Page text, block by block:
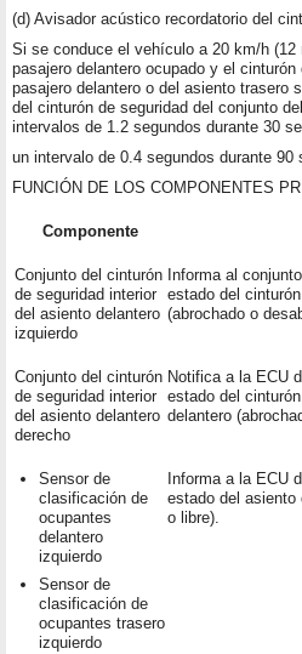
(d) Avisador acústico recordatorio del
Si se conduce el vehículo a 20 km/h (12
pasajero delantero ocupado y el cinturón
pasajero delantero o del asiento trasero
del cinturón de seguridad del conjunto
intervalos de 1.2 segundos durante 30
un intervalo de 0.4 segundos durante 90
FUNCIÓN DE LOS COMPONENTES
Componente
Conjunto del cinturón
de seguridad interior
del asiento delantero
izquierdo
Informa al
estado del
(abrochado o
Conjunto del cinturón
de seguridad interior
del asiento delantero
derecho
Notifica a la ECU
estado del
delantero
Sensor de
clasificación de
ocupantes
delantero
izquierdo
Sensor de
clasificación de
ocupantes trasero
izquierdo
Informa a la ECU
estado del asiento
o libre).